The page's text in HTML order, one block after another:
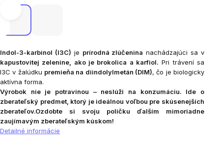
Indol-3-karbinol (I3C) je prírodná zlúčenina nachádzajúci sa v
kapustovitej zelenine, ako je brokolica a karfiol. Pri trávení sa
I3C v žalúdku premieňa na diindolylmetán (DIM), čo je biologicky
aktívna forma.
Výrobok nie je potravinou – neslúži na konzumáciu. Ide o
zberateľský predmet, ktorý je ideálnou voľbou pre skúsenejších
zberateľov.Ozdobte si svoju poličku ďalším mimoriadne
zaujímavým zberateľským kúskom!
Detailné informácie